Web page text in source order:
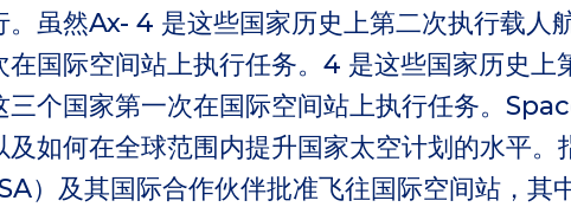
虽然Ax- 4 是这些国家历史上第二次执行载人
国际空间站上执行任务。4 是这些国家历史上
三个国家第一次在国际空间站上执行任务。
及如何在全球范围内提升国家太空计划的水平。
）及其国际合作伙伴批准飞往国际空间站，其